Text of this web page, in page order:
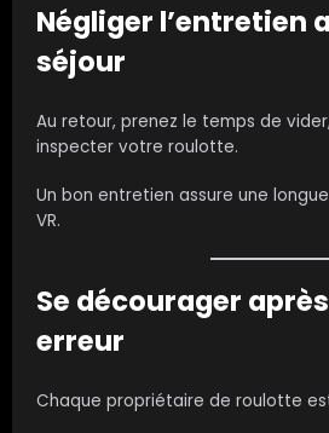
Négliger l’entretien
séjour
Au retour, prenez le temps de
inspecter votre roulotte.
Un bon entretien assure une
VR.
Se décourager
erreur
Chaque propriétaire de roulotte